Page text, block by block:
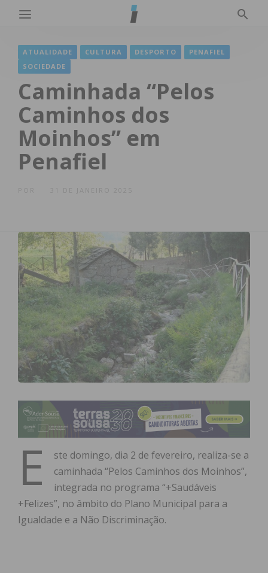
ATUALIDADE CULTURA DESPORTO
PENAFIEL
SOCIEDADE
Caminhada “Pelos
Caminhos dos
Moinhos” em
Penafiel
31 DE JANEIRO 2025
E
ste domingo, dia 2 de fevereiro, realiza-se a
caminhada “Pelos Caminhos dos Moinhos”,
integrada no programa “+Saudáveis
+Felizes”, no âmbito do Plano Municipal para a
Igualdade e a Não Discriminação.